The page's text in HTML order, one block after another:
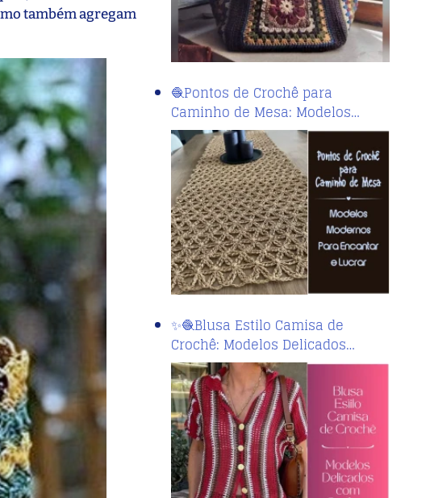
também agregam
🧶Pontos de Crochê para
Caminho de Mesa: Modelos…
✨🧶Blusa Estilo Camisa de
Crochê: Modelos Delicados…